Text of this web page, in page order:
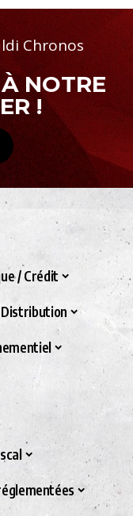
Chronos
NOTRE
!
/ Crédit